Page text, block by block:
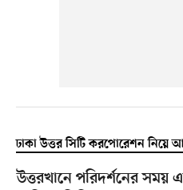
ঢাকা উত্তর সিটি করপোরেশন
উত্তরখানে পরিদর্শনের সময়